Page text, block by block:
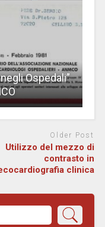
Ospedali”
Older Post
Utilizzo del mezzo di
contrasto in
clinica